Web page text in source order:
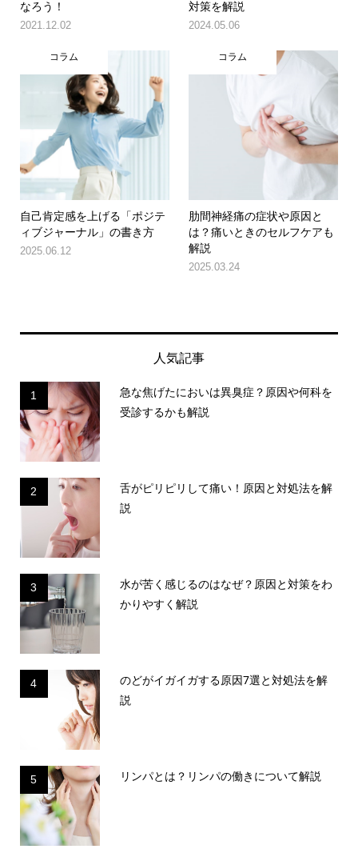
なろう！
2021.12.02
対策を解説
2024.05.06
コラム
自己肯定感を上げる「ポジテ
ィブジャーナル」の書き方
2025.06.12
コラム
肋間神経痛の症状や原因と
は？痛いときのセルフケアも
解説
2025.03.24
人気記事
1
急な焦げたにおいは異臭症？原因や何科を
受診するかも解説
2
舌がピリピリして痛い！原因と対処法を解
説
3
水が苦く感じるのはなぜ？原因と対策をわ
かりやすく解説
4
のどがイガイガする原因7選と対処法を解
説
5 リンパとは？リンパの働きについて解説